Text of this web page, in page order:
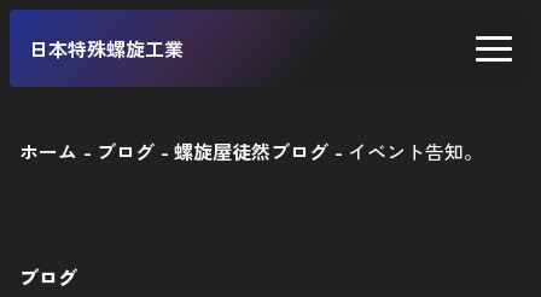
日本特殊螺旋工業
ホーム ブログ 螺旋屋徒然ブログ イベント告知。
ブログ